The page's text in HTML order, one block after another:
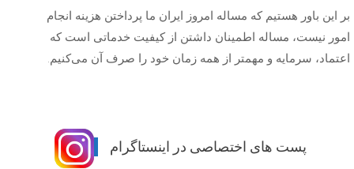
بر این باور هستیم که مساله امروز ایران ما پرداختن هزینه انجام
امور نیست، مساله اطمینان داشتن از کیفیت خدماتی است که
اعتماد، سرمایه و مهمتر از همه زمان خود را صرف آن می‌کنیم.
پست های اختصاصی در اینستاگرام